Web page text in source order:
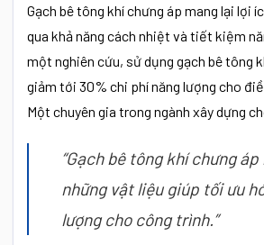
Gạch bê tông khí chưng áp mang lại lợi
qua khả năng cách nhiệt và tiết kiệm
một nghiên cứu, sử dụng gạch bê tông
giảm tới 30% chi phí năng lượng cho
Một chuyên gia trong ngành xây dựng
“Gạch bê tông khí chưng
những vật liệu giúp tối ưu
lượng cho công trình.”